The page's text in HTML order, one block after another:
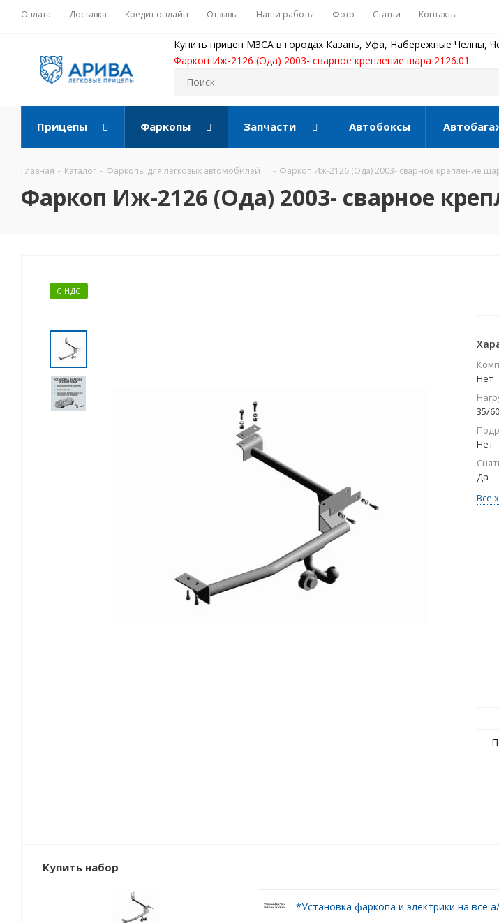
Оплата Доставка Кредит онлайн Отзывы Наши работы Фото Статьи Контакты
Купить прицеп МЗСА в городах Казань, Уфа, Набережные Челны,
Фаркоп Иж-2126 (Ода) 2003- сварное крепление шара 2126.01
Прицепы Фаркопы Запчасти Автобоксы
Главная - Каталог - Фаркопы для легковых автомобилей - Фаркоп Иж-2126 (Ода) 2003- сварное крепление
Фаркоп Иж-2126 (Ода) 2003- сварное
С НДС
Нет
35/
Нет
Да
Все
Купить набор
*Установка фаркопа и электрики на все